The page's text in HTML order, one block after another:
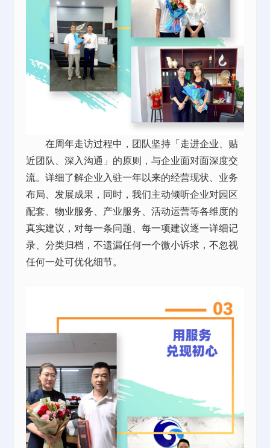
在周年走访过程中，团队坚持「走进企业、贴
近团队、深入沟通」的原则，与企业面对面深度交
流。详细了解企业入驻一年以来的经营现状、业务
布局、发展成果，同时，我们主动倾听企业对园区
配套、物业服务、产业服务、活动运营等各维度的
真实建议，对每一条问题、每一项建议逐一详细记
录、分类归档，不遗漏任何一个微小诉求，不忽视
任何一处可优化细节。